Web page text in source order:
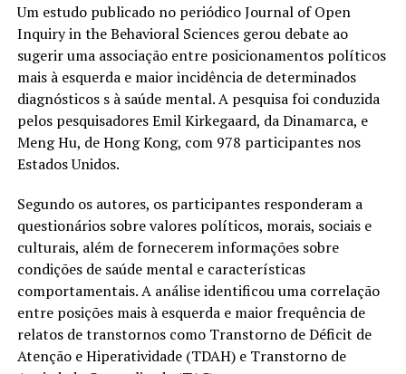
Um estudo publicado no periódico Journal of Open
Inquiry in the Behavioral Sciences gerou debate ao
sugerir uma associação entre posicionamentos políticos
mais à esquerda e maior incidência de determinados
diagnósticos s à saúde mental. A pesquisa foi conduzida
pelos pesquisadores Emil Kirkegaard, da Dinamarca, e
Meng Hu, de Hong Kong, com 978 participantes nos
Estados Unidos.
Segundo os autores, os participantes responderam a
questionários sobre valores políticos, morais, sociais e
culturais, além de fornecerem informações sobre
condições de saúde mental e características
comportamentais. A análise identificou uma correlação
entre posições mais à esquerda e maior frequência de
relatos de transtornos como Transtorno de Déficit de
Atenção e Hiperatividade (TDAH) e Transtorno de